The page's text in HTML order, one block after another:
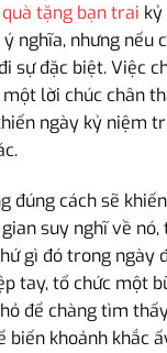
quà tặng bạn trai kỷ
nghĩa, nhưng nếu
sự đặc biệt. Việc
lời chúc chân
ngày kỷ niệm
đúng cách sẽ
suy nghĩ về
gì đó trong ngày
tay, tổ chức một
để chàng tìm
biến khoảnh khắc